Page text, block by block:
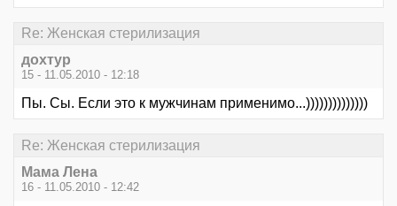
Re: Женская стерилизация
дохтур
15 - 11.05.2010 - 12:18
Пы. Сы. Если это к мужчинам применимо...))))))))))))))
Re: Женская стерилизация
Мама Лена
16 - 11.05.2010 - 12:42